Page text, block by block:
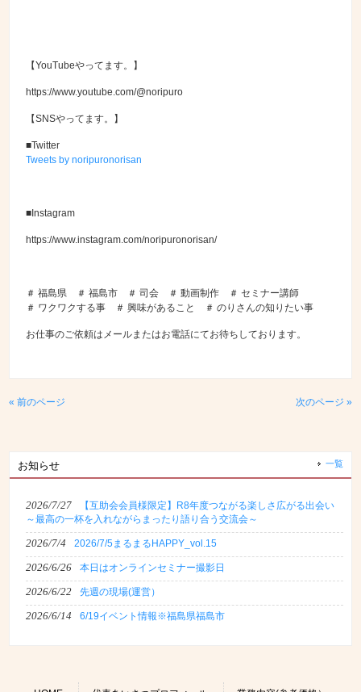
【YouTubeやってます。】
https://www.youtube.com/@noripuro
【SNSやってます。】
■Twitter
Tweets by noripuronorisan
■Instagram
https://www.instagram.com/noripuronorisan/
＃ 福島県 ＃ 福島市 ＃ 司会 ＃ 動画制作 ＃ セミナー講師
＃ ワクワクする事 ＃ 興味があること ＃ のりさんの知りたい事
お仕事のご依頼はメールまたはお電話にてお待ちしております。
« 前のページ 次のページ »
お知らせ 一覧
2026/7/27
【互助会会員様限定】R8年度つながる楽しさ広がる出会い
～最高の一杯を入れながらまったり語り合う交流会～
2026/7/4 2026/7/5まるまるHAPPY_vol.15
2026/6/26 本日はオンラインセミナー撮影日
2026/6/22 先週の現場(運営）
2026/6/14 6/19イベント情報※福島県福島市